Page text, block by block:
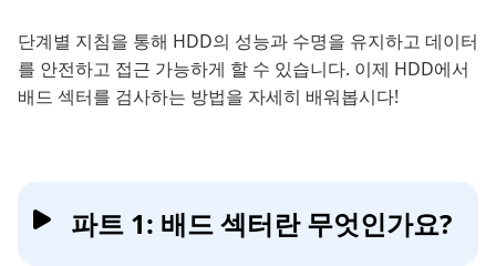
단계별 지침을 통해 HDD의 성능과 수명을 유지하고 데이터
를 안전하고 접근 가능하게 할 수 있습니다. 이제 HDD에서
배드 섹터를 검사하는 방법을 자세히 배워봅시다!
파트 1: 배드 섹터란 무엇인가요?